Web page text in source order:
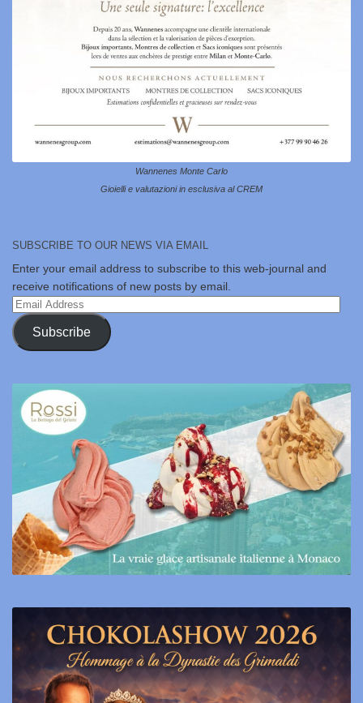
Wannenes Monte Carlo
Gioielli e valutazioni in esclusiva al CREM
SUBSCRIBE TO OUR NEWS VIA EMAIL
Enter your email address to subscribe to this web-journal and
receive notifications of new posts by email.
Email
Address
Subscribe